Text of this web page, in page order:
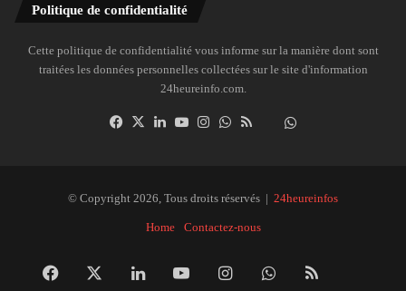
Politique de confidentialité
Cette politique de confidentialité vous informe sur la manière dont sont
traitées les données personnelles collectées sur le site d'information
24heureinfo.com.
Facebook
X LinkedinYouTubeInstagramWhatsAppDailymotion
© Copyright 2026, Tous droits réservés | 24heureinfos
Home Contactez-nous
Facebook LinkedinYouTubeInstagramWhatsApp
RSS